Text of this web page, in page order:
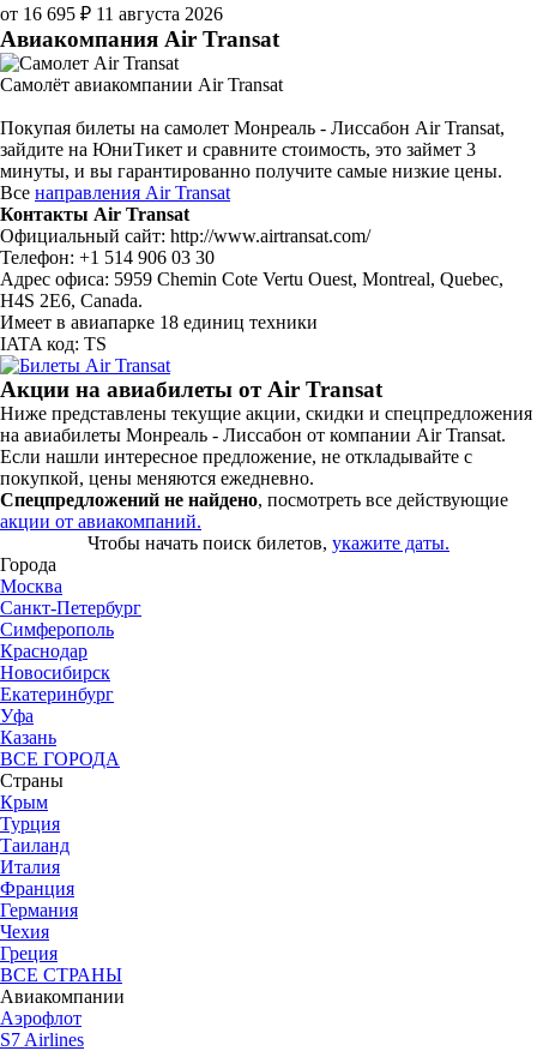
от 16 695 ₽ 11 августа 2026
Авиакомпания Air Transat
Самолёт авиакомпании Air Transat
Покупая билеты на самолет Монреаль - Лиссабон Air Transat,
зайдите на ЮниТикет и сравните стоимость, это займет 3
минуты, и вы гарантированно получите самые низкие цены.
Все направления Air Transat
Контакты Air Transat
Официальный сайт: http://www.airtransat.com/
Телефон: +1 514 906 03 30
Адрес офиса: 5959 Chemin Cote Vertu Ouest, Montreal, Quebec,
H4S 2E6, Canada.
Имеет в авиапарке 18 единиц техники
IATA код: TS
Акции на авиабилеты от Air Transat
Ниже представлены текущие акции, скидки и спецпредложения
на авиабилеты Монреаль - Лиссабон от компании Air Transat.
Если нашли интересное предложение, не откладывайте с
покупкой, цены меняются ежедневно.
Спецпредложений не найдено, посмотреть все действующие
акции от авиакомпаний.
Чтобы начать поиск билетов, укажите даты.
Города
Москва
Санкт-Петербург
Симферополь
Краснодар
Новосибирск
Екатеринбург
Уфа
Казань
ВСЕ ГОРОДА
Страны
Крым
Турция
Таиланд
Италия
Франция
Германия
Чехия
Греция
ВСЕ СТРАНЫ
Авиакомпании
Аэрофлот
S7 Airlines